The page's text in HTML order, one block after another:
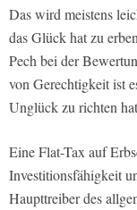
Das wird meistens
das Glück hat zu
Pech bei der
von Gerechtigkeit ist
Unglück zu richten
Eine Flat-Tax auf
Investitionsfähigkeit
Haupttreiber des